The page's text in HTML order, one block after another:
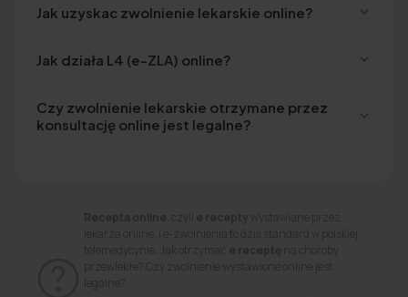
Jak uzyskac zwolnienie lekarskie online?
Jak działa L4 (e-ZLA) online?
Czy zwolnienie lekarskie otrzymane przez
konsultację online jest legalne?
Recepta online , czyli e recepty wystawiane przez
lekarza online, i e-zwolnienia to dziś standard w polskiej
telemedycynie. Jak otrzymać e receptę na choroby
przewlekłe? Czy zwolnienie wystawione online jest
legalne?